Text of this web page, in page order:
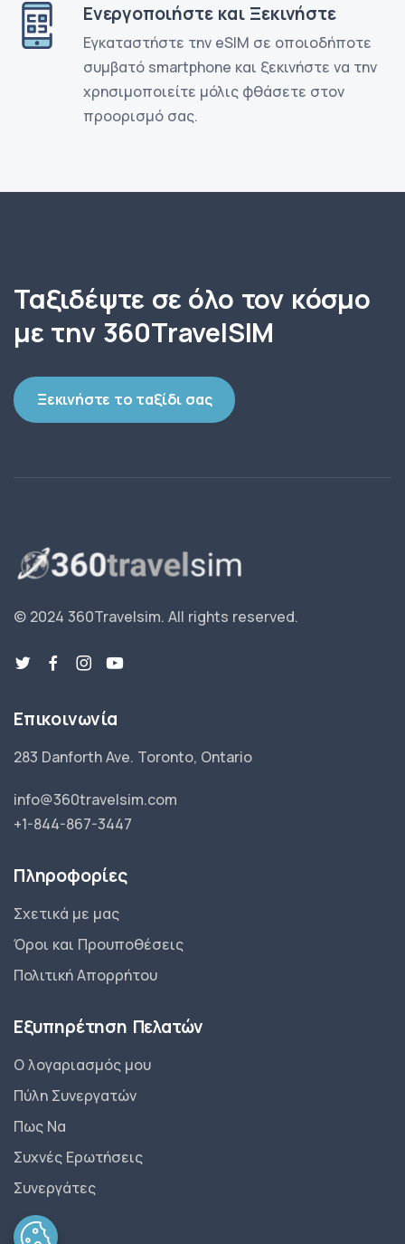
Ενεργοποιήστε και Ξεκινήστε
Εγκαταστήστε την eSIM σε οποιοδήποτε
συμβατό smartphone και ξεκινήστε να την
χρησιμοποιείτε μόλις φθάσετε στον
προορισμό σας.
Ταξιδέψτε σε όλο τον κόσμο
με την 360TravelSIM
Ξεκινήστε το ταξίδι σας
© 2024 360Travelsim. All rights reserved.
Επικοινωνία
283 Danforth Ave. Toronto, Ontario
info@360travelsim.com
+1-844-867-3447
Πληροφορίες
Σχετικά με μας
Όροι και Προυποθέσεις
Πολιτική Απορρήτου
Εξυπηρέτηση Πελατών
Ο λογαριασμός μου
Πύλη Συνεργατών
Πως Να
Συχνές Ερωτήσεις
Συνεργάτες